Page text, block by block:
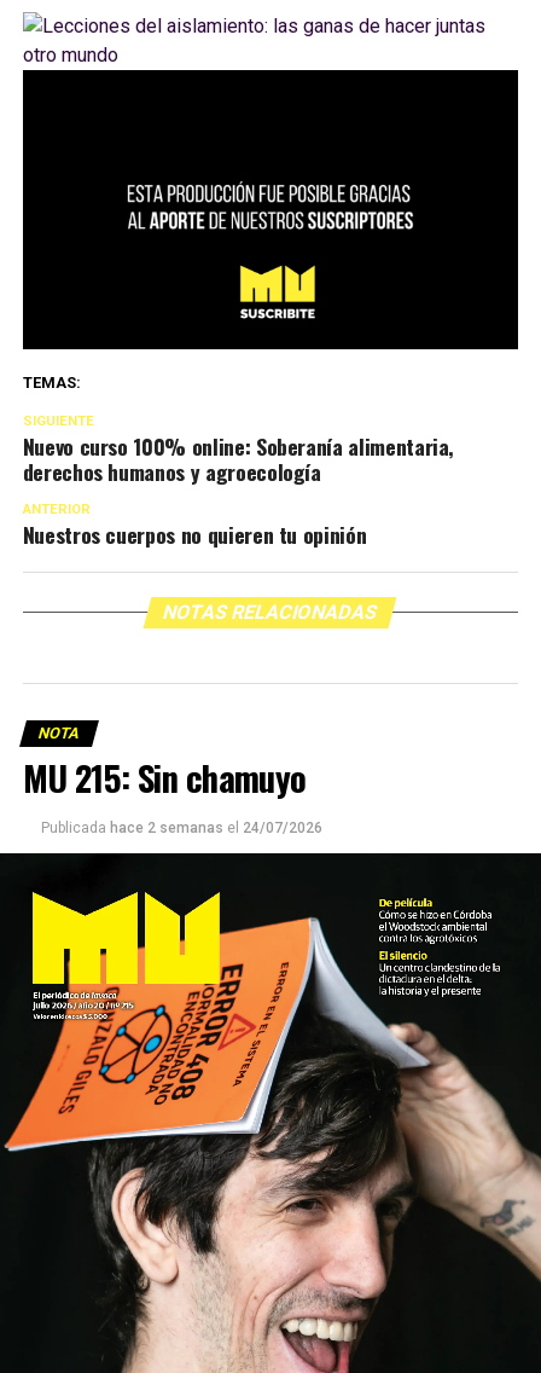
TEMAS:
SIGUIENTE
Nuevo curso 100% online: Soberanía alimentaria,
derechos humanos y agroecología
ANTERIOR
Nuestros cuerpos no quieren tu opinión
NOTAS RELACIONADAS
NOTA
MU 215: Sin chamuyo
Publicada hace 2 semanas el 24/07/2026